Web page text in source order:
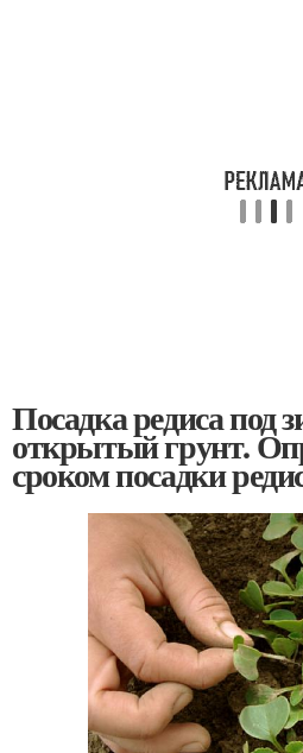
Посадка редиса под
открытый грунт.
сроком посадки